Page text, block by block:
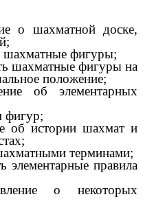
о шахматной доске,
шахматные фигуры;
шахматные фигуры на
положение;
об элементарных
фигур;
об истории шахмат и
терминами;
элементарные правила
о некоторых